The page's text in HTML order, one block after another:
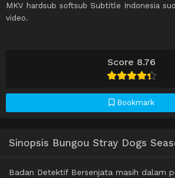
Score 8.76
Bookmark
MKV hardsub softsub Subtitle Indonesia
video.
Sinopsis Bungou Stray Dogs
Badan Detektif Bersenjata masih dalam